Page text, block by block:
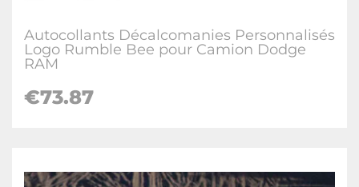
Autocollants Décalcomanies Personnalisés
Logo Rumble Bee pour Camion Dodge
RAM
€73.87